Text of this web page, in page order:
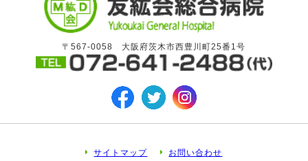
〒567-0058 大阪府茨木市西豊川町25番1号
サイトマップ お問い合わせ